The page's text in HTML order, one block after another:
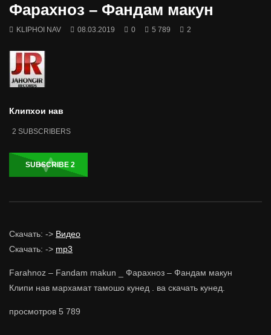
Фарахноз – Фандам макун
KLIPHOI NAV 08.03.2019 0 5 789 2
Клипхои нав
2 SUBSCRIBERS
SUBSCRIBE 2
Скачать: -> Видео
Скачать: -> mp3
Farahnoz – Fandam makun _ Фарахноз – Фандам макун
Клипи нав мархамат тамошо кунед . ва скачать кунед.
просмотров 5 789